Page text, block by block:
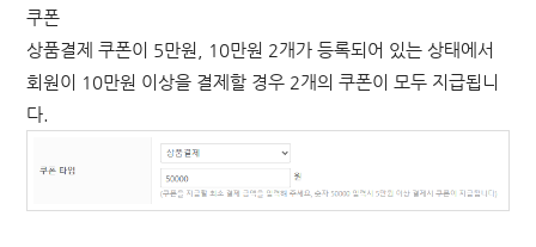
쿠폰
상품결제 쿠폰이 5만원, 10만원 2개가 등록되어 있는 상태에서
회원이 10만원 이상을 결제할 경우 2개의 쿠폰이 모두 지급됩니
다.